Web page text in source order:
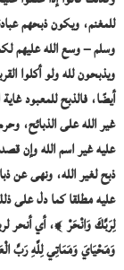
للمغنم، ويكون ذبحهم
وسلم – وسع الله عليهم
ويذبحون لله ولو أكلوا
أيضًا، فالذبح للمعبود
غير الله على الذبائح،
عليه غير اسم الله وإن
ذبح لغير الله، ونهى عن
عليه مطلقا كما دل على
لِرَبِّكَ وَانْحَرْ ﴾، أي أنحر
وَمَحْيَايَ وَمَمَاتِي لِلَّهِ رَبِّ